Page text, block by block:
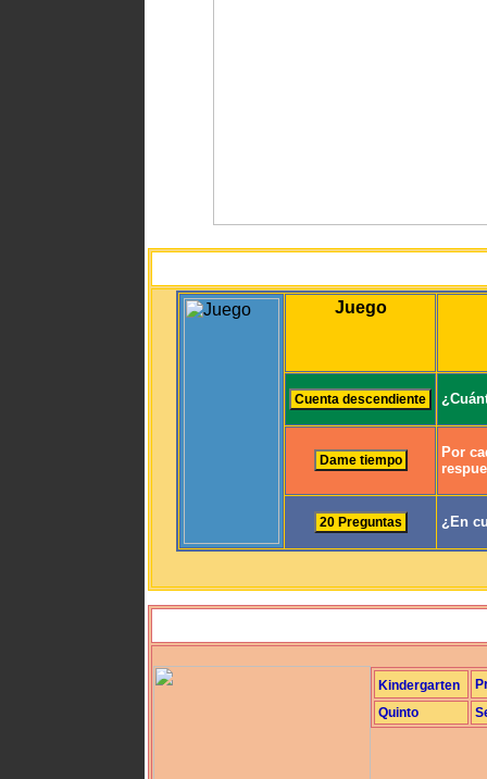
Juego
Por
¿En
Kindergarten
Quinto